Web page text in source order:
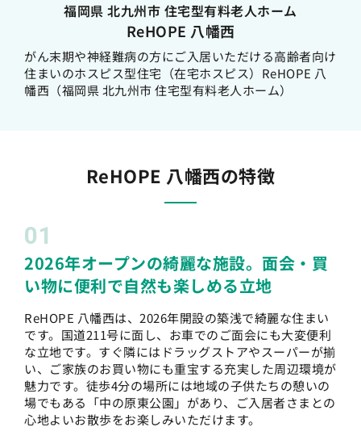
福岡県 北九州市 住宅型有料老人ホーム
ReHOPE 八幡西
がん末期や神経難病の方にご入居いただける高齢者向け
住まいのホスピス型住宅（在宅ホスピス）ReHOPE 八
幡西（福岡県 北九州市 住宅型有料老人ホーム）
ReHOPE 八幡西の特徴
01
2026年オープンの綺麗な施設。面会・買
い物に便利で自然も楽しめる立地
ReHOPE 八幡西は、2026年開設の築浅で綺麗な住まい
です。国道211号に面し、お車でのご面会にも大変便利
な立地です。すぐ隣にはドラッグストアやスーパーが揃
い、ご家族のお買い物にも重宝する充実した周辺環境が
魅力です。徒歩4分の場所には地域の子供たちの憩いの
場でもある「中の原東公園」があり、ご入居者さまとの
心地よいお散歩をお楽しみいただけます。